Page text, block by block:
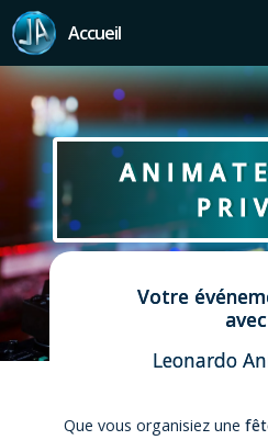
Skip
to
main
content
Votre
avec
Leonardo
Que vous organisiez une